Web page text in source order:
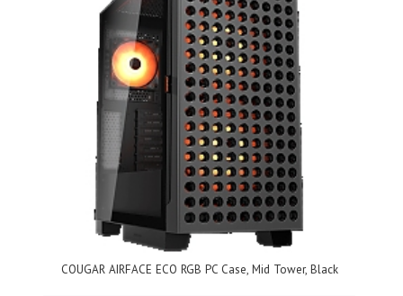
COUGAR AIRFACE ECO RGB PC Case, Mid Tower, Black